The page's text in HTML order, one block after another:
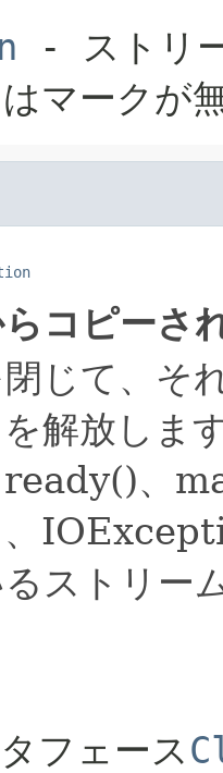
- ストリ
マークが
コピーさ
じて、そ
解放しま
ready()、
、
ストリー
フェース